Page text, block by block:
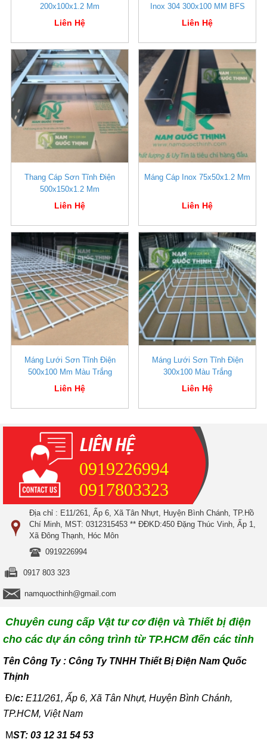
200x100x1.2 Mm
Liên Hệ
Inox 304 300x100 MM BFS
Liên Hệ
Thang Cáp Sơn Tĩnh Điện
500x150x1.2 Mm
Liên Hệ
Máng Cáp Inox 75x50x1.2 Mm
Liên Hệ
Máng Lưới Sơn Tĩnh Điện
500x100 Mm Màu Trắng
Liên Hệ
Máng Lưới Sơn Tĩnh Điện
300x100 Màu Trắng
Liên Hệ
0919226994
0917803323
Địa chỉ : E11/261, Ấp 6, Xã Tân Nhựt, Huyện Bình Chánh, TP.Hồ
Chí Minh, MST: 0312315453 ** ĐĐKD:450 Đặng Thúc Vinh, Ấp 1,
Xã Đông Thạnh, Hóc Môn
0919226994
0917 803 323
namquocthinh@gmail.com
Chuyên cung cấp Vật tư cơ điện và Thiết bị điện
cho các dự án công trình từ TP.HCM đến các tỉnh
Tên Công Ty : Công Ty TNHH Thiết Bị Điện Nam Quốc
Thịnh
Đ/c: E11/261, Ấp 6, Xã Tân Nhựt, Huyện Bình Chánh,
TP.HCM, Việt Nam
MST: 03 12 31 54 53